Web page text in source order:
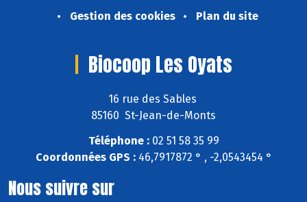
Gestion des cookies
Plan du site
Biocoop Les Oyats
16 rue des Sables
85160 St-Jean-de-Monts
Téléphone :02 51 58 35 99
Coordonnées GPS :46,7917872 ° , -2,0543454 °
Nous suivre sur